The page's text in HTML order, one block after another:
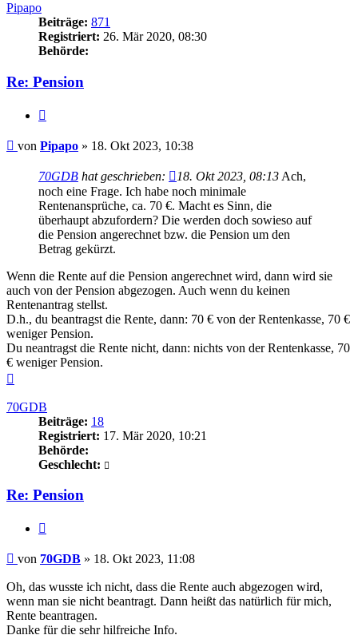
Pipapo
Beiträge: 871
Registriert: 26. Mär 2020, 08:30
Behörde:
Re: Pension
Beitrag
von Pipapo » 18. Okt 2023, 10:38
70GDB hat geschrieben: 18. Okt 2023, 08:13 Ach,
noch eine Frage. Ich habe noch minimale
Rentenansprüche, ca. 70 €. Macht es Sinn, die
überhaupt abzufordern? Die werden doch sowieso auf
die Pension angerechnet bzw. die Pension um den
Betrag gekürzt.
Wenn die Rente auf die Pension angerechnet wird, dann wird sie
auch von der Pension abgezogen. Auch wenn du keinen
Rentenantrag stellst.
D.h., du beantragst die Rente, dann: 70 € von der Rentenkasse, 70 €
weniger Pension.
Du neantragst die Rente nicht, dann: nichts von der Rentenkasse, 70
€ weniger Pension.
70GDB
Beiträge: 18
Registriert: 17. Mär 2020, 10:21
Behörde:
Geschlecht:
Re: Pension
Beitrag
von 70GDB » 18. Okt 2023, 11:08
Oh, das wusste ich nicht, dass die Rente auch abgezogen wird,
wenn man sie nicht beantragt. Dann heißt das natürlich für mich,
Rente beantragen.
Danke für die sehr hilfreiche Info.